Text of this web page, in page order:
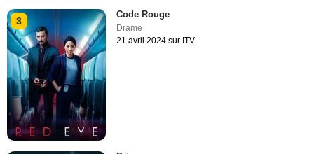
3
Code Rouge
Drame
21 avril 2024 sur ITV